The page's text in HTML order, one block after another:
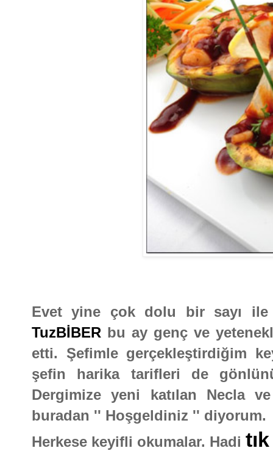
Evet yine çok dolu bir sayı ile
TuzBİBER bu ay genç ve
etti. Şefimle gerçekleştirdiğim
şefin harika tarifleri de
Dergimize yeni katılan Necla
buradan '' Hoşgeldiniz '' diyorum.
Herkese keyifli okumalar. Hadi